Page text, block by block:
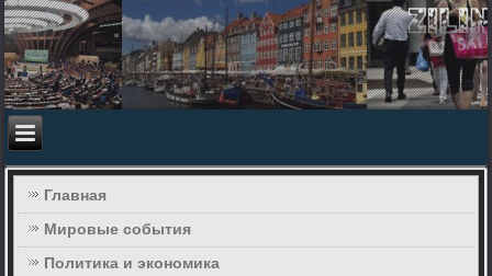
Главная
Мировые события
Политика и экономика